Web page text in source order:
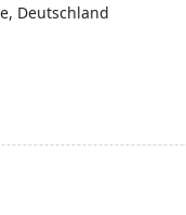
Deutschland